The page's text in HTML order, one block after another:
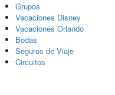
Grupos
Vacaciones Disney
Vacaciones Orlando
Bodas
Seguros de Viaje
Circuitos